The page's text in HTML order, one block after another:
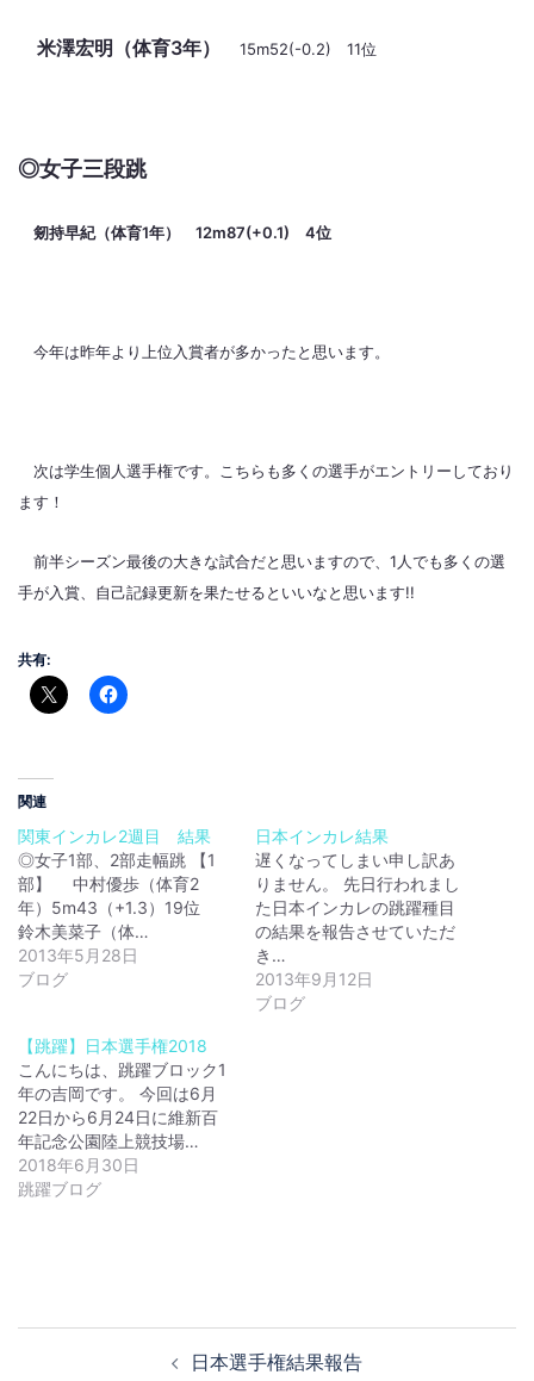
米澤宏明（体育3年） 15m52(-0.2) 11位
◎女子三段跳
剱持早紀（体育1年） 12m87(+0.1) 4位
今年は昨年より上位入賞者が多かったと思います。
次は学生個人選手権です。こ ちらも多くの選手がエントリーしており
ます！
前半シーズン最後の大きな試合だと思いますので、1人でも多くの選
手が入賞、自己記録更新を果たせるといいなと思います!!
共有:
関連
関東インカレ2週目 結果
◎女子1部、2部走幅跳 【1
部】 中村優歩（体育2
年）5m43（+1.3）19位
鈴木美菜子（体…
2013年5月28日
ブログ
日本インカレ結果
遅くなってしまい申し訳あ
りません。 先日行われまし
た日本インカレの跳躍種目
の結果を報告させていただ
き…
2013年9月12日
ブログ
【跳躍】日本選手権2018
こんにちは、跳躍ブロック1
年の吉岡です。 今回は6月
22日から6月24日に維新百
年記念公園陸上競技場…
2018年6月30日
跳躍ブログ
日本選手権結果報告